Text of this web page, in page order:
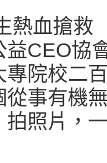
熱血搶
CEO協
院校二
事有機
照片，